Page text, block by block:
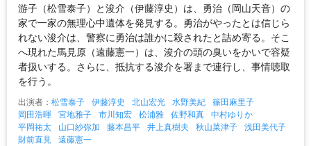
游子（松雪泰子）と浚介（伊藤淳史）は、勇治（岡山天音）の
家で一家の無理心中遺体を発見する。勇治がやったとは信じら
れない浚介は、警察に勇治は誰かに殺されたと詰め寄る。そこ
へ現れた馬見原（遠藤憲一）は、浚介の頭の臭いをかいで容疑
者扱いする。さらに、抵抗する浚介を署まで連行し、事情聴取
を行う。
出演者： 松雪泰子 伊藤淳史 北山宏光 水野美紀 篠田麻里子
岡田浩暉 宮地雅子 市川知宏 松浦雅 佐野和真 中村ゆりか
平岡祐太
山口紗弥加 藤本昌平 井上真樹夫 秋山菜津子 浅田美代子
財前直見
遠藤憲一